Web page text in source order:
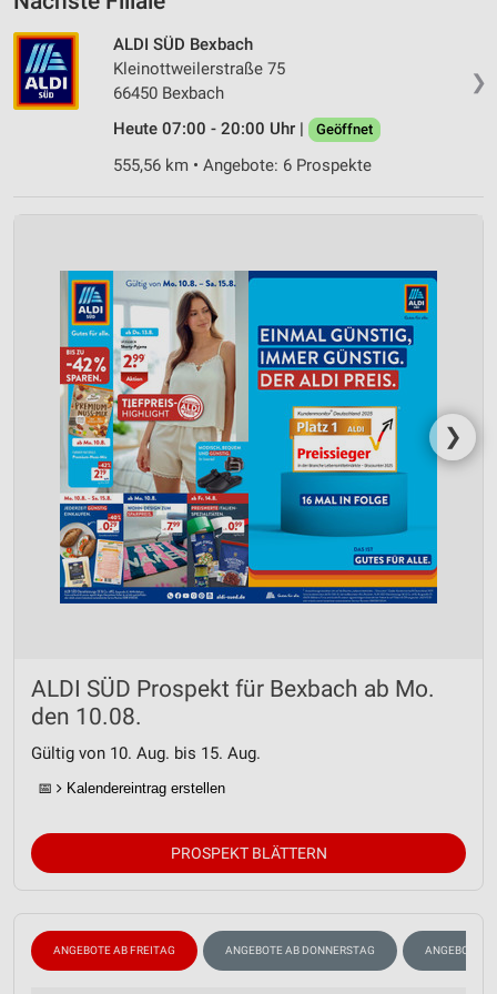
❯
ALDI SÜD Bexbach
Kleinottweilerstraße 75
66450 Bexbach
Heute 07:00 - 20:00 Uhr |
Geöffnet
555,56 km • Angebote: 6 Prospekte
❯
ALDI SÜD Prospekt für Bexbach ab Mo.
den 10.08.
Gültig von 10. Aug. bis 15. Aug.
📅 Kalendereintrag erstellen
PROSPEKT BLÄTTERN
ANGEBOTE AB FREITAG ANGEBOTE AB DONNERSTAG ANGEBOTE